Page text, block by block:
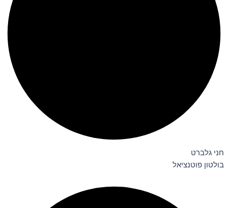
חני גלברט
בולטון פוטנציאל